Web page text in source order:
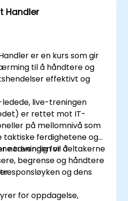
Handler
er en kurs som gir
til å håndtere og
effektivt og
live-treningen
er rettet mot IT-
på mellomnivå som
taktiske ferdighetene og
nødvendig for å
begrense og håndtere
treningen vil deltakerne
og dens
for oppdagelse,